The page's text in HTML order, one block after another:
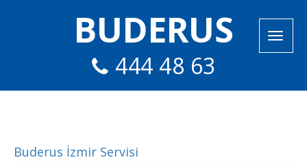
BUDERUS
444 48 63
Buderus İzmir Servisi